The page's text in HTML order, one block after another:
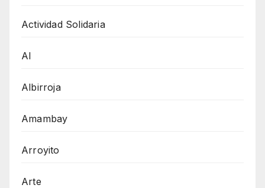
Actividad Solidaria
AI
Albirroja
Amambay
Arroyito
Arte